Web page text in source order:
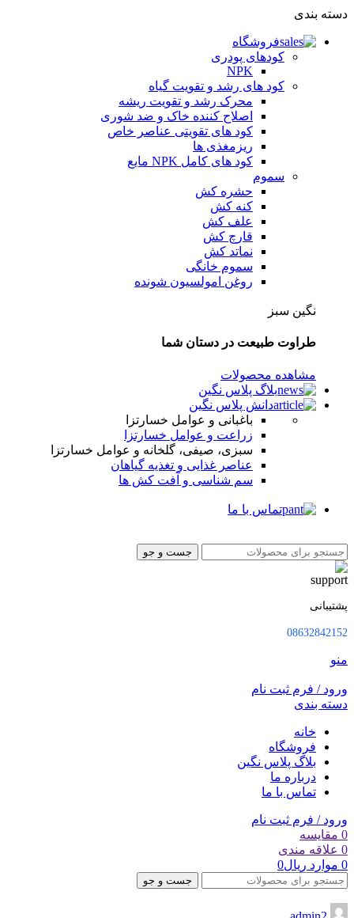
دسته بندی
فروشگاه
کودهای پودری
NPK
کود های رشد و تقویت گیاه
محرک رشد و تقویت ریشه
اصلاح کننده خاک و ضد شوری
کود های تقویتی عناصر خاص
ریزمغذی ها
کود های کامل NPK مایع
سموم
حشره کش
کنه کش
علف کش
قارچ کش
نماتد کش
سموم خانگی
روغن امولسیون شونده
نگین سبز
طراوت طبیعت در دستان شما
مشاهده محصولات
بلاگ پلاس نگین
دانش پلاس نگین
باغبانی و عوامل خسارتزا
زراعت و عوامل خسارتزا
سبزی، صیفی، گلخانه و عوامل خسارتزا
عناصر غذایی و تغذیه گیاهان
سم شناسی و آفت کش ها
تماس با ما
جست و جو
پشتیبانی
08632842152
منو
ورود / فرم ثبت نام
دسته بندی
خانه
فروشگاه
بلاگ پلاس نگین
درباره ما
تماس با ما
ورود / فرم ثبت نام
0 مقایسه
0 علاقه مندی
0 موارد ریال0
جست و جو